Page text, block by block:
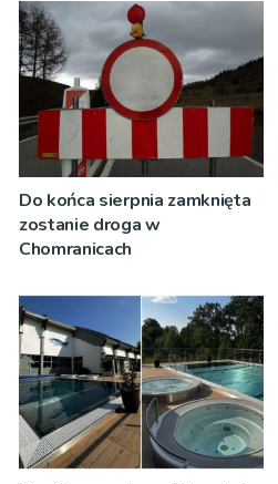
Do końca sierpnia zamknięta
zostanie droga w
Chomranicach